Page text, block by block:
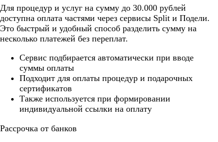
Для процедур и услуг на сумму до 30.000 рублей
доступна оплата частями через сервисы Split и Подели.
Это быстрый и удобный способ разделить сумму на
несколько платежей без переплат.
Cервис подбирается автоматически при вводе
суммы оплаты
Подходит для оплаты процедур и подарочных
сертификатов
Также используется при формировании
индивидуальной ссылки на оплату
Рассрочка от банков